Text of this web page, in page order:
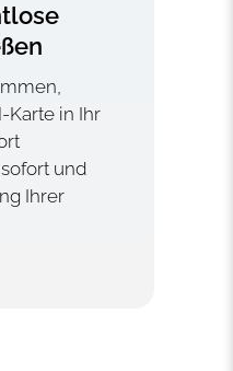
Karte in Ihr
und
Ihrer